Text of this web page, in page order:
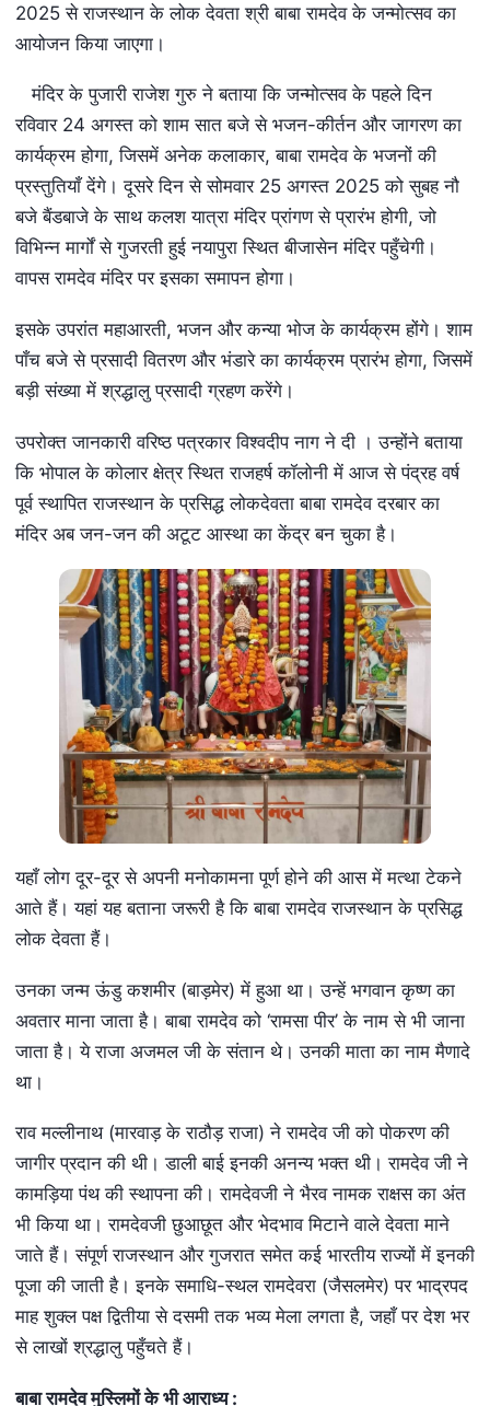
2025 से राजस्थान के लोक देवता श्री बाबा रामदेव के जन्मोत्सव का
आयोजन किया जाएगा।
मंदिर के पुजारी राजेश गुरु ने बताया कि जन्मोत्सव के पहले दिन
रविवार 24 अगस्त को शाम सात बजे से भजन-कीर्तन और जागरण का
कार्यक्रम होगा, जिसमें अनेक कलाकार, बाबा रामदेव के भजनों की
प्रस्तुतियाँ देंगे। दूसरे दिन से सोमवार 25 अगस्त 2025 को सुबह नौ
बजे बैंडबाजे के साथ कलश यात्रा मंदिर प्रांगण से प्रारंभ होगी, जो
विभिन्न मार्गों से गुजरती हुई नयापुरा स्थित बीजासेन मंदिर पहुँचेगी।
वापस रामदेव मंदिर पर इसका समापन होगा।
इसके उपरांत महाआरती, भजन और कन्या भोज के कार्यक्रम होंगे। शाम
पाँच बजे से प्रसादी वितरण और भंडारे का कार्यक्रम प्रारंभ होगा, जिसमें
बड़ी संख्या में श्रद्धालु प्रसादी ग्रहण करेंगे।
उपरोक्त जानकारी वरिष्ठ पत्रकार विश्वदीप नाग ने दी । उन्होंने बताया
कि भोपाल के कोलार क्षेत्र स्थित राजहर्ष कॉलोनी में आज से पंद्रह वर्ष
पूर्व स्थापित राजस्थान के प्रसिद्ध लोकदेवता बाबा रामदेव दरबार का
मंदिर अब जन-जन की अटूट आस्था का केंद्र बन चुका है।
यहाँ लोग दूर-दूर से अपनी मनोकामना पूर्ण होने की आस में मत्था टेकने
आते हैं। यहां यह बताना जरूरी है कि बाबा रामदेव राजस्थान के प्रसिद्ध
लोक देवता हैं।
उनका जन्म ऊंडु कशमीर (बाड़मेर) में हुआ था। उन्हें भगवान कृष्ण का
अवतार माना जाता है। बाबा रामदेव को ‘रामसा पीर’ के नाम से भी जाना
जाता है। ये राजा अजमल जी के संतान थे। उनकी माता का नाम मैणादे
था।
राव मल्लीनाथ (मारवाड़ के राठौड़ राजा) ने रामदेव जी को पोकरण की
जागीर प्रदान की थी। डाली बाई इनकी अनन्य भक्त थी। रामदेव जी ने
कामड़िया पंथ की स्थापना की। रामदेवजी ने भैरव नामक राक्षस का अंत
भी किया था। रामदेवजी छुआछूत और भेदभाव मिटाने वाले देवता माने
जाते हैं। संपूर्ण राजस्थान और गुजरात समेत कई भारतीय राज्यों में इनकी
पूजा की जाती है। इनके समाधि-स्थल रामदेवरा (जैसलमेर) पर भाद्रपद
माह शुक्ल पक्ष द्वितीया से दसमी तक भव्य मेला लगता है, जहाँ पर देश भर
से लाखों श्रद्धालु पहुँचते हैं।
बाबा रामदेव मुस्लिमों के भी आराध्य :